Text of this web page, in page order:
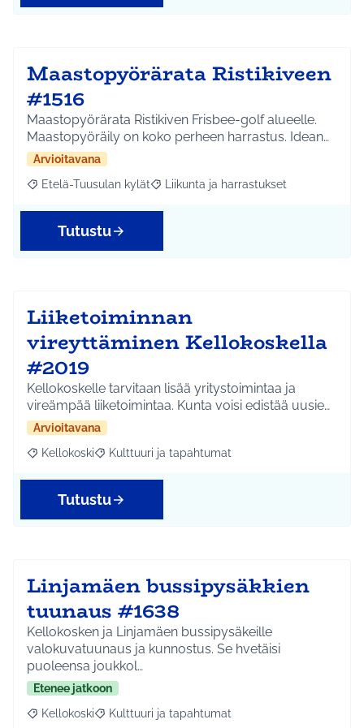
Maastopyörärata Ristikiveen
#1516
Maastopyörärata Ristikiven Frisbee-golf alueelle.
Maastopyöräily on koko perheen harrastus. Idean…
Arvioitavana
Rajaa tulokset aihepiirin mukaan: Etelä-Tuusulan kylät
Etelä-Tuusulan kylät Rajaa tulokset teeman mukaan:
Liikunta ja harrastukset
Tutustu
Liiketoiminnan
vireyttäminen Kellokoskella
#2019
Kellokoskelle tarvitaan lisää yritystoimintaa ja
vireämpää liiketoimintaa. Kunta voisi edistää uusie…
Arvioitavana
Rajaa tulokset aihepiirin mukaan: Kellokoski
Kellokoski Rajaa tulokset teeman mukaan: Kulttuuri ja
Kulttuuri ja tapahtumat
Tutustu
Linjamäen bussipysäkkien
tuunaus #1638
Kellokosken ja Linjamäen bussipysäkeille
valokuvatuunaus ja kunnostus. Se hvetäisi
puoleensa joukkol…
Etenee jatkoon
Rajaa tulokset aihepiirin mukaan: Kellokoski
Kellokoski Rajaa tulokset teeman mukaan: Kulttuuri ja
Kulttuuri ja tapahtumat